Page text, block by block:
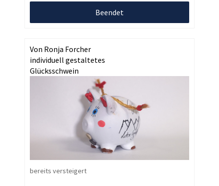
Beendet
Von Ronja Forcher
individuell gestaltetes
Glücksschwein
bereits versteigert